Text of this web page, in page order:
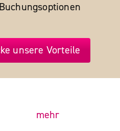
unsere Vorteile
mehr